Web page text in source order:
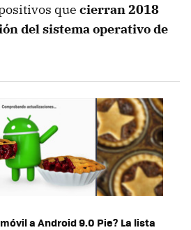
que cierran 2018
del sistema operativo de
a Android 9.0 Pie? La lista